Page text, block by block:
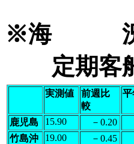
※海
定期客
実測値
前週比
較
平
鹿児島 15.90 －0.20
竹島沖
19.00 －0.45